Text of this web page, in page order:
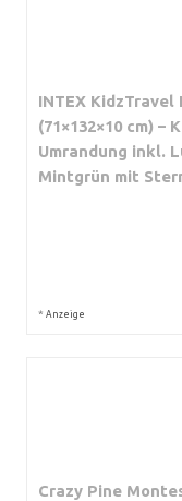
INTEX
(71×132×10 cm)
Umrandung inkl.
Mintgrün mit
* Anzeige
Crazy Pine